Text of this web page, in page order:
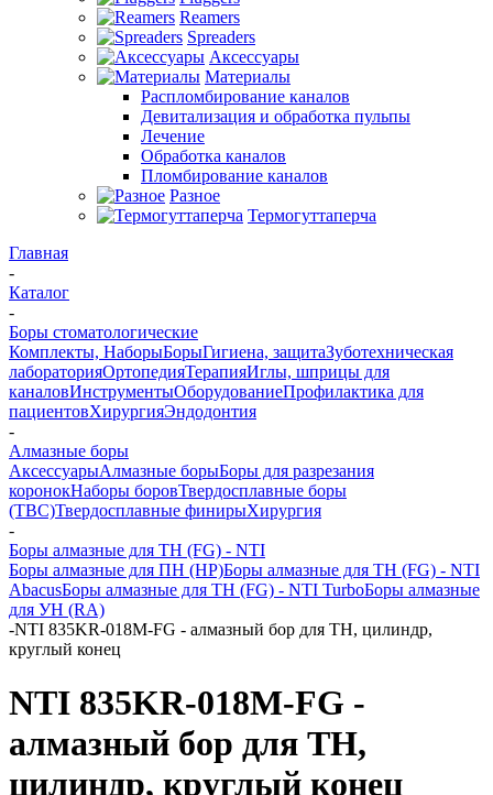
Reamers
Spreaders
Аксессуары
Материалы
Распломбирование каналов
Девитализация и обработка пульпы
Лечение
Обработка каналов
Пломбирование каналов
Разное
Термогуттаперча
Главная
-
Каталог
-
Боры стоматологические
Комплекты, НаборыБорыГигиена, защитаЗуботехническая
лабораторияОртопедияТерапияИглы, шприцы для
каналовИнструментыОборудованиеПрофилактика для
пациентовХирургияЭндодонтия
-
Алмазные боры
АксессуарыАлмазные борыБоры для разрезания
коронокНаборы боровТвердосплавные боры
(ТВС)Твердосплавные финирыХирургия
-
Боры алмазные для ТН (FG) - NTI
Боры алмазные для ПН (HP)Боры алмазные для ТН (FG) - NTI
AbacusБоры алмазные для ТН (FG) - NTI TurboБоры алмазные
для УН (RA)
-NTI 835KR-018M-FG - алмазный бор для ТН, цилиндр,
круглый конец
NTI 835KR-018M-FG -
алмазный бор для ТН,
цилиндр, круглый конец